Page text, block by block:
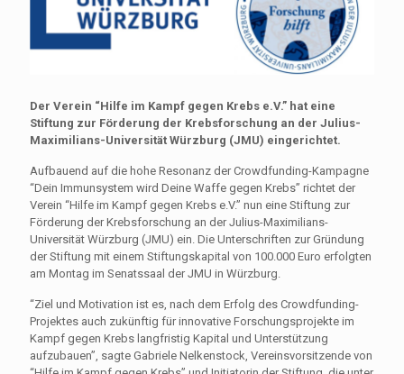
Der Verein “Hilfe im Kampf gegen Krebs e.V.” hat eine
Stiftung zur Förderung der Krebsforschung an der Julius-
Maximilians-Universität Würzburg (JMU) eingerichtet.
Aufbauend auf die hohe Resonanz der Crowdfunding-Kampagne
“Dein Immunsystem wird Deine Waffe gegen Krebs” richtet der
Verein “Hilfe im Kampf gegen Krebs e.V.” nun eine Stiftung zur
Förderung der Krebsforschung an der Julius-Maximilians-
Universität Würzburg (JMU) ein. Die Unterschriften zur Gründung
der Stiftung mit einem Stiftungskapital von 100.000 Euro erfolgten
am Montag im Senatssaal der JMU in Würzburg.
“Ziel und Motivation ist es, nach dem Erfolg des Crowdfunding-
Projektes auch zukünftig für innovative Forschungsprojekte im
Kampf gegen Krebs langfristig Kapital und Unterstützung
aufzubauen”, sagte Gabriele Nelkenstock, Vereinsvorsitzende von